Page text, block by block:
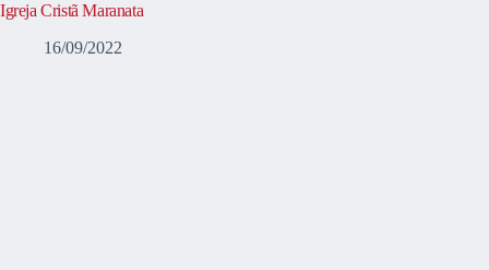
Igreja Cristã Maranata
16/09/2022